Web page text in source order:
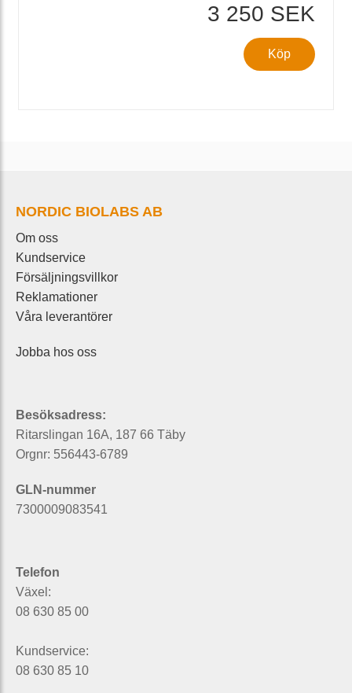
3 250 SEK
Köp
NORDIC BIOLABS AB
Om oss
Kundservice
Försäljningsvillkor
Reklamationer
Våra leverantörer
Jobba hos oss
Besöksadress:
Ritarslingan 16A, 187 66 Täby
Orgnr: 556443-6789
GLN-nummer
7300009083541
Telefon
Växel:
08 630 85 00
Kundservice:
08 630 85 10